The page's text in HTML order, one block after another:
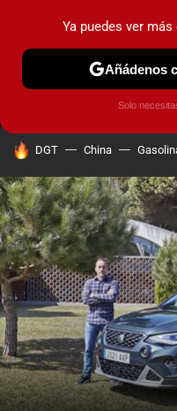
MENÚ
COCHES
HOY SE HABLA DE
DGT China
Ya puedes ver
Añádenos
Solo